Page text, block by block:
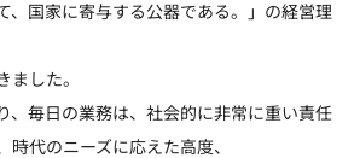
、国家に寄与する公器である。」の経営理
ました。
、毎日の業務は、社会的に非常に重い責任
時代のニーズに応えた高度、